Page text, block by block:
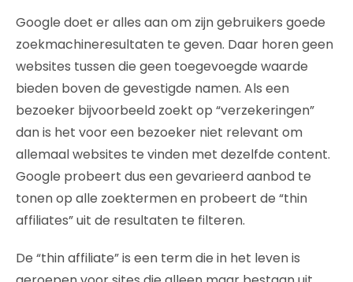
Google doet er alles aan om zijn gebruikers goede
zoekmachineresultaten te geven. Daar horen geen
websites tussen die geen toegevoegde waarde
bieden boven de gevestigde namen. Als een
bezoeker bijvoorbeeld zoekt op “verzekeringen”
dan is het voor een bezoeker niet relevant om
allemaal websites te vinden met dezelfde content.
Google probeert dus een gevarieerd aanbod te
tonen op alle zoektermen en probeert de “thin
affiliates” uit de resultaten te filteren.
De “thin affiliate” is een term die in het leven is